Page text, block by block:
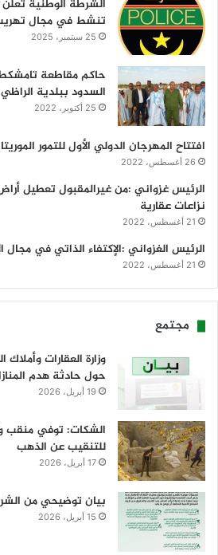
الشرطة الوطنية
تنشط في مجال
25 سبتمبر، 2025
حاكم مقاطعة
السدود ببلدية الراظي
25 أكتوبر، 2022
افتتاح المهرجان الدولي الأول للتمور الموريتانية
26 أغسطس، 2022
الرئيس غزواني :من غيرالمقبول تعطيل
نزاعات عقارية
21 أغسطس، 2022
الرئيس الغزواني :الإكتفاء الذاتي في
21 أغسطس، 2022
مجتمع
وزارة العقارات
حول حادثة هدم
19 أبريل، 2026
الشكات: توفي منقب
للتنقيب عن الذهب
17 أبريل، 2026
بيان توضيحي من
15 أبريل، 2026